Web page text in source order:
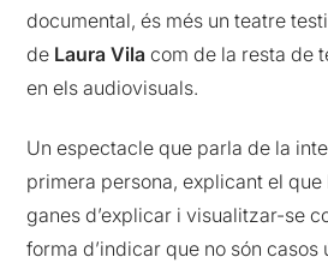
documental, és més un teatre
de Laura Vila com de la resta de
en els audiovisuals.
Un espectacle que parla de la
primera persona, explicant el que
ganes d’explicar i visualitzar-se
forma d’indicar que no són casos